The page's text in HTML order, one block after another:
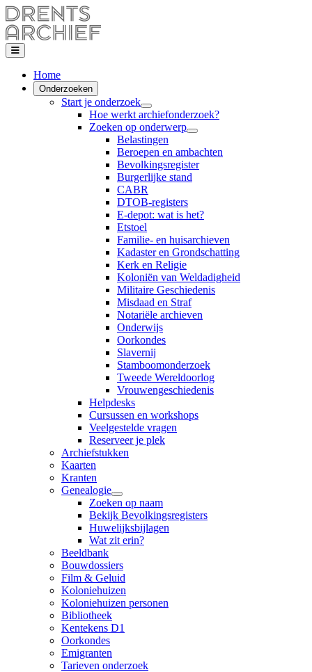
Home
Onderzoeken
Start je onderzoek
Hoe werkt archiefonderzoek?
Zoeken op onderwerp
Belastingen
Beroepen en ambachten
Bevolkingsregister
Burgerlijke stand
CABR
DTOB-registers
E-depot: wat is het?
Etstoel
Familie- en huisarchieven
Kadaster en Grondschatting
Kerk en Religie
Koloniën van Weldadigheid
Militaire Geschiedenis
Misdaad en Straf
Notariële archieven
Onderwijs
Oorkondes
Slavernij
Stamboomonderzoek
Tweede Wereldoorlog
Vrouwengeschiedenis
Helpdesks
Cursussen en workshops
Veelgestelde vragen
Reserveer je plek
Archiefstukken
Kaarten
Kranten
Genealogie
Zoeken op naam
Bekijk Bevolkingsregisters
Huwelijksbijlagen
Wat zit erin?
Beeldbank
Bouwdossiers
Film & Geluid
Koloniehuizen
Koloniehuizen personen
Bibliotheek
Kentekens D1
Oorkondes
Emigranten
Tarieven onderzoek